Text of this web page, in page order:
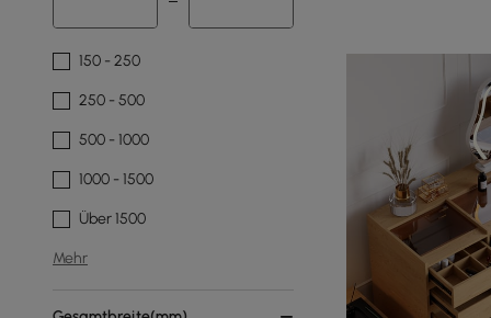
150 - 250
250 - 500
500 - 1000
1000 - 1500
Über 1500
Mehr